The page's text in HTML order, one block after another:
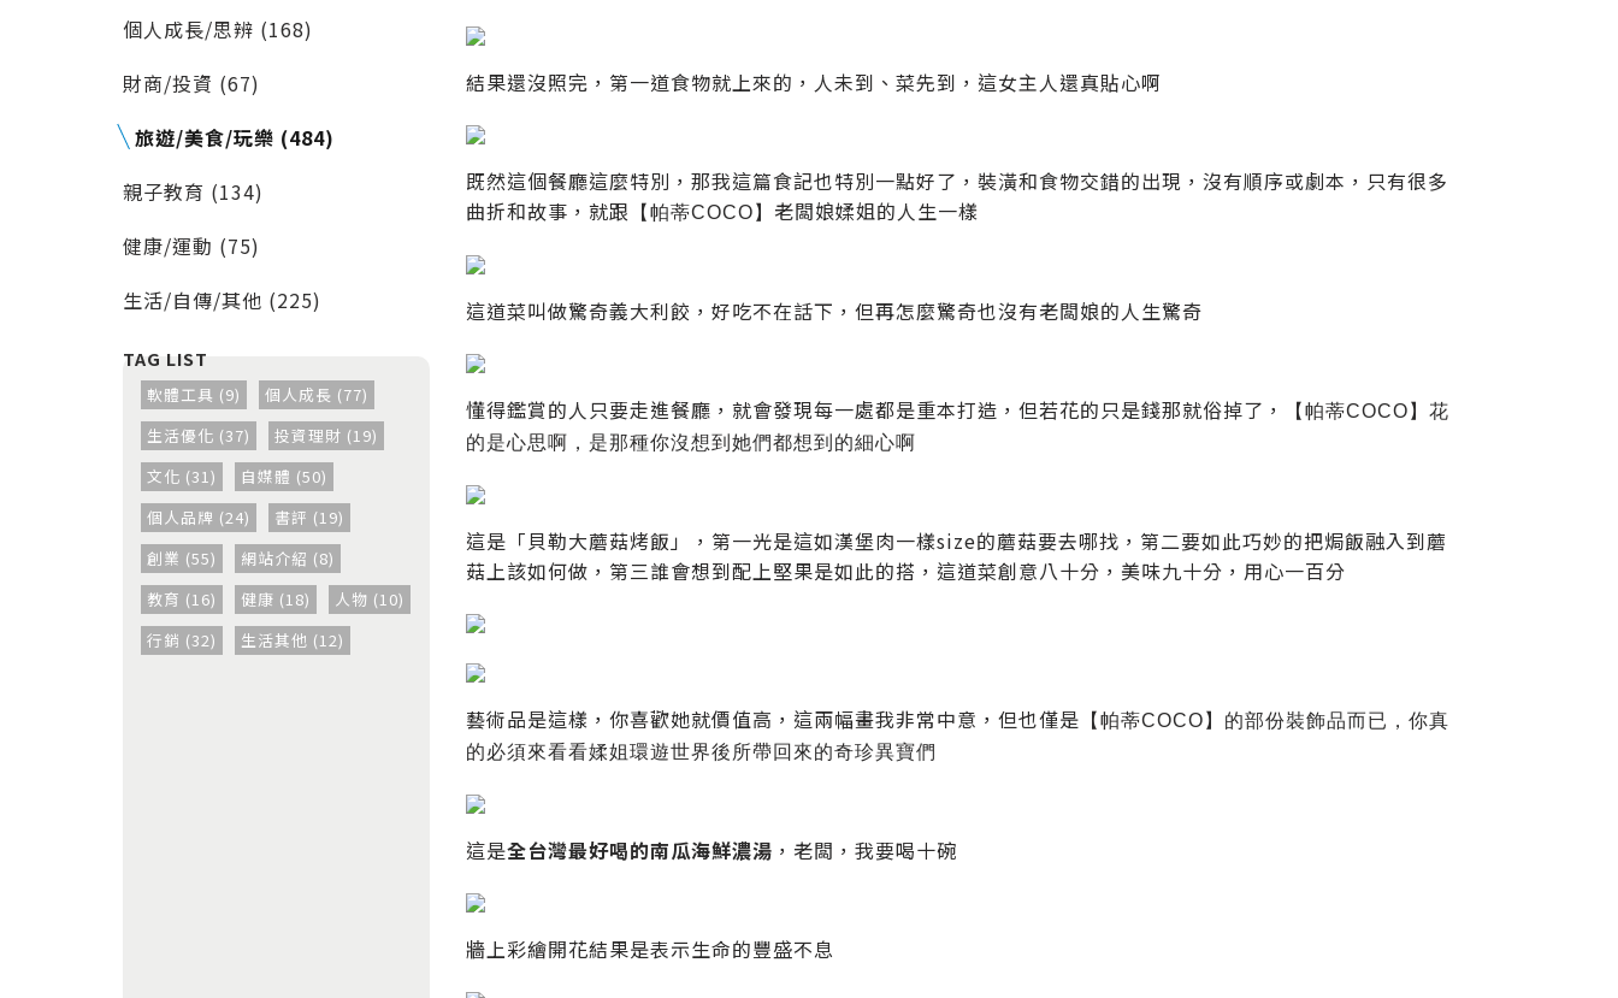
個人成長/思辨 (168)
財商/投資 (67)
旅遊/美食/玩樂 (484)
親子教育 (134)
健康/運動 (75)
生活/自傳/其他 (225)
軟體工具 (9)
個人成長 (77)
生活優化 (37)
投資理財 (19)
文化 (31)
自媒體 (50)
個人品牌 (24)
書評 (19)
創業 (55)
網站介紹 (8)
教育 (16)
健康 (18)
人物 (10)
行銷 (32)
生活其他 (12)
結果還沒照完，第一道食物就上來的，人未到、菜先到，這女主人還真貼心啊
既然這個餐廳這麼特別，那我這篇食記也特別一點好了，裝潢和食物交錯的出現，沒有順序或劇本，只有很多
曲折和故事，就跟
【帕蒂COCO】 老闆娘媃姐的人生一樣
這道菜叫做驚奇義大利餃，好吃不在話下，但再怎麼驚奇也沒有老闆娘的人生驚奇
懂得鑑賞的人只要走進餐廳，就會發現每一處都是重本打造，但若花的只是錢那就俗掉了，
【帕蒂COCO】花
的是心思啊，是那種你沒想到她們都想到的細心啊
這是「貝勒大蘑菇烤飯」，第一光是這如漢堡肉一樣size的蘑菇要去哪找，第二要如此巧妙的把焗飯融入到蘑
菇上該如何做，第三誰會想到配上堅果是如此的搭，這道菜創意八十分，美味九十分，用心一百分
藝術品是這樣，你喜歡她就價值高，這兩幅畫我非常中意，但也僅是 【帕蒂COCO】的部份裝飾品而已，你真
的必須來看看媃姐環遊世界後所帶回來的奇珍異寶們
這是全台灣最好喝的南瓜海鮮濃湯 ，老闆，我要喝十碗
牆上彩繪開花結果是表示生命的豐盛不息